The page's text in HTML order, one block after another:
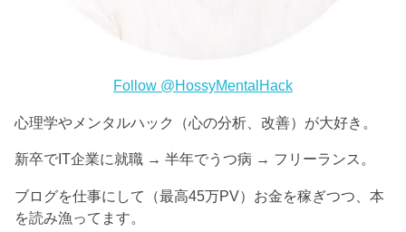
Follow @HossyMentalHack
心理学やメンタルハック（心の分析、改善）が大好き。
新卒でIT企業に就職 → 半年でうつ病 → フリーランス。
ブログを仕事にして（最高45万PV）お金を稼ぎつつ、本
を読み漁ってます。